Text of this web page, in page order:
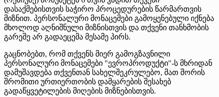
დასაქმებისთვის საჭირო პროცედურების წარმართვის
მიზნით. პერსონალური მონაცემები გამოყენებული იქნება
მხოლოდ აღნიშნული მიზნისთვის და თქვენი თანხმობის
გარეშე არ გადაეცემა მესამე პირს.
გაცნობებთ, რომ თქვენს მიერ გამოგზავნილი
პერსონალური მონაცემები "ევროპროდუქტი"-ს მხრიდან
დამუშავდება თქვენთან სახელშეკრულებო, მათ შორის
შრომითი ურთიერთობის დამყარების შესახებ
გადაწყვეტილების მიღების მიზნებისთვის.